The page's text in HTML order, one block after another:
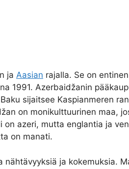
ja Aasian rajalla. Se on entinen
1991. Azerbaidžanin
sijaitsee Kaspianmeren
on monikulttuurinen maa,
on azeri, mutta englantia ja
on manati.
ja kokemuksia.